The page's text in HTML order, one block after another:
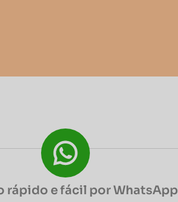
rápido e fácil por WhatsApp